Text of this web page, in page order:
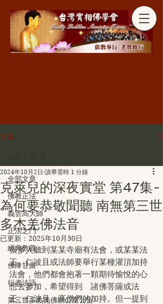
分享
文章
全部文章
佛教正法
義雲高大師
正法之門
經典教義
佛降甘露
行者法語
第三世多杰羌佛辦公室公告
克萊兒的深夜實堂 第47集-
為何要恭敬聞聽 南無第三世
多杰羌佛法音
2024年10月2日 讀畢需時 1 分鐘
已更新： 2025年10月30日
很多人聽到某某寺廟有法會，或某某法
王、仁波且或法師要舉行某種灌頂加持
法會，他們都會抱著一顆期待愉悅的心
想去參加，希望得到　諸佛菩薩或法
王、仁波且、高僧們的加持。但一提到